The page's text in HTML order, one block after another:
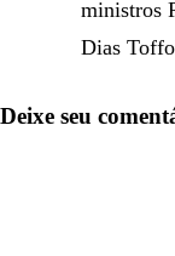
ministros
Dias
Deixe seu